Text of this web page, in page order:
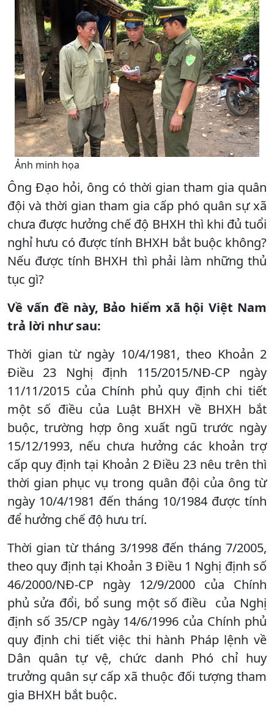
Ảnh minh họa
Ông Đạo hỏi, ông có thời gian tham gia quân
đội và thời gian tham gia cấp phó quân sự xã
chưa được hưởng chế độ BHXH thì khi đủ tuổi
nghỉ hưu có được tính BHXH bắt buộc không?
Nếu được tính BHXH thì phải làm những thủ
tục gì?
Về vấn đề này, Bảo hiểm xã hội Việt Nam
trả lời như sau:
Thời gian từ ngày 10/4/1981, theo Khoản 2
Điều 23 Nghị định 115/2015/NĐ-CP ngày
11/11/2015 của Chính phủ quy định chi tiết
một số điều của Luật BHXH về BHXH bắt
buộc, trường hợp ông xuất ngũ trước ngày
15/12/1993, nếu chưa hưởng các khoản trợ
cấp quy định tại Khoản 2 Điều 23 nêu trên thì
thời gian phục vụ trong quân đội của ông từ
ngày 10/4/1981 đến tháng 10/1984 được tính
để hưởng chế độ hưu trí.
Thời gian từ tháng 3/1998 đến tháng 7/2005,
theo quy định tại Khoản 3 Điều 1 Nghị định số
46/2000/NĐ-CP ngày 12/9/2000 của Chính
phủ sửa đổi, bổ sung một số điều của Nghị
định số 35/CP ngày 14/6/1996 của Chính phủ
quy định chi tiết việc thi hành Pháp lệnh về
Dân quân tự vệ, chức danh Phó chỉ huy
trưởng quân sự cấp xã thuộc đối tượng tham
gia BHXH bắt buộc.